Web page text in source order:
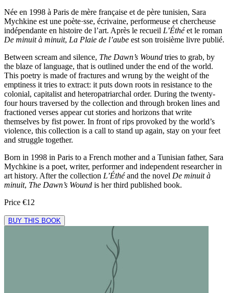
Née en 1998 à Paris de mère française et de père tunisien, Sara
Mychkine est une poète·sse, écrivaine, performeuse et chercheuse
indépendante en histoire de l’art. Après le recueil L’Éthéet le roman
De minuit à minuit, La Plaie de l’aube est son troisième livre publié.
Between scream and silence, The Dawn’s Wound tries to grab, by
the blaze of language, that is outlined under the end of the world.
This poetry is made of fractures and wrung by the weight of the
emptiness it tries to extract: it puts down roots in resistance to the
colonial, capitalist and heteropatriarchal order. During the twenty-
four hours traversed by the collection and through broken lines and
fractioned verses appear cut stories and horizons that write
themselves by fist power. In front of rips provoked by the world’s
violence, this collection is a call to stand up again, stay on your feet
and struggle together.
Born in 1998 in Paris to a French mother and a Tunisian father, Sara
Mychkine is a poet, writer, performer and independent researcher in
art history. After the collection L’Éthéand the novel De minuit à
minuit, The Dawn’s Wound is her third published book.
Price €12
BUY THIS BOOK